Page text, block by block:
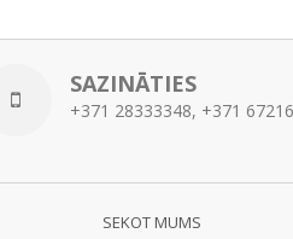
SAZINĀTIES
+371 28333348, +371
SEKOT MUMS